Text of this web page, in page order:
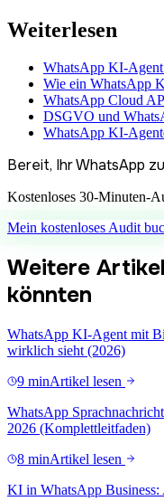
Weiterlesen
WhatsApp KI-Agent
Wie ein WhatsApp
WhatsApp Cloud
DSGVO und
WhatsApp KI-
Bereit, Ihr WhatsApp
Kostenloses 30-Minuten-
Mein kostenloses Audit
Weitere
könnten
WhatsApp KI-Agent mit
wirklich sieht (2026)
9 minArtikel lesen
WhatsApp
2026 (Komplettleitfaden)
8 minArtikel lesen
KI in WhatsApp Business: